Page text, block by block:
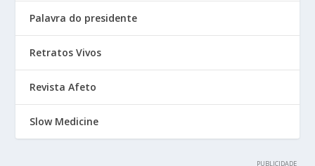
Palavra do presidente
Retratos Vivos
Revista Afeto
Slow Medicine